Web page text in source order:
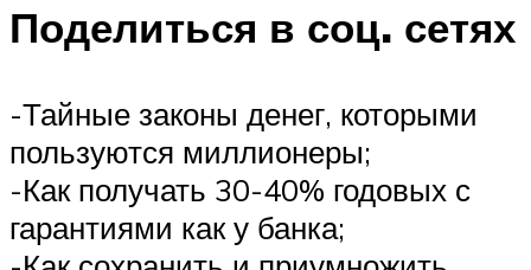
Поделиться в соц. сетях
-Тайные законы денег, которыми
пользуются миллионеры;
-Как получать 30-40% годовых с
гарантиями как у банка;